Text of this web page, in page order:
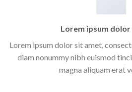
Lorem ipsum
Lorem ipsum dolor sit amet,
diam nonummy nibh euismod
magna aliquam erat